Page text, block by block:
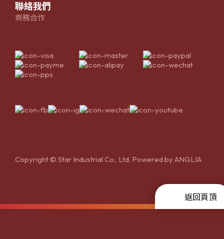
聯絡我們
商務合作
Copyright © Star Industrial Co., Ltd. Powered byANGLIA
返回頁頂